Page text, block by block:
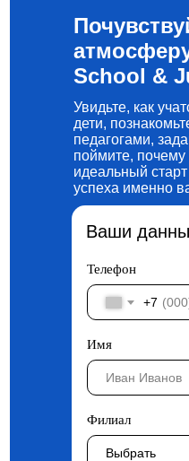
Телефон
+7
Имя
Филиал
Ваши
School &
Увидьте, как
дети,
педагогами,
поймите,
идеальный
успеха именно